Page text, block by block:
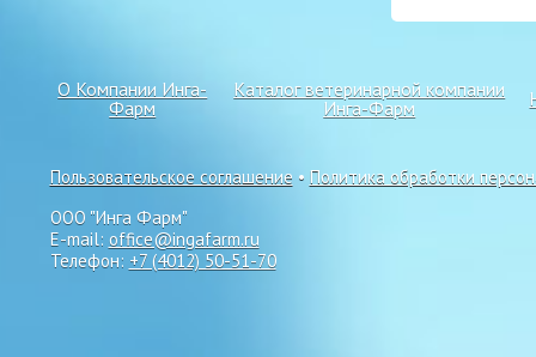
О Компании Инга-
Фарм
Каталог ветеринарной компании
Инга-Фарм
Пользовательское соглашение • Политика обработки
ООО "Инга Фарм"
E-mail: office@ingafarm.ru
Телефон: +7 (4012) 50-51-70